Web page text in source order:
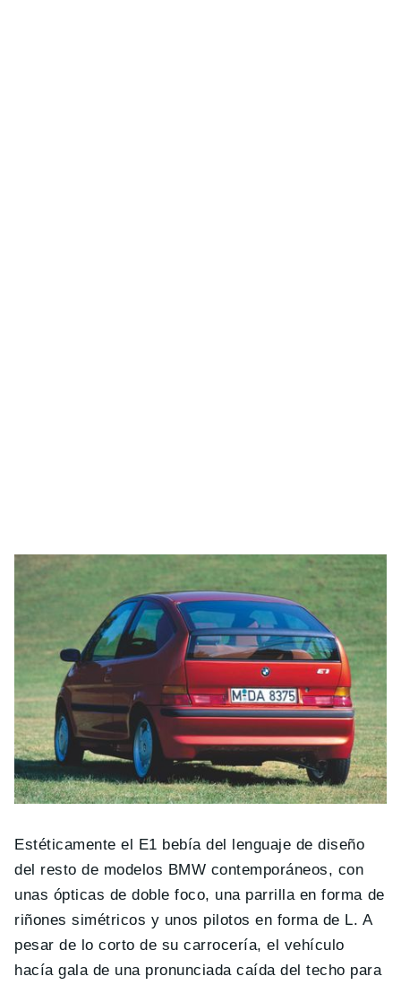
Estéticamente el E1 bebía del lenguaje de diseño
del resto de modelos BMW contemporáneos, con
unas ópticas de doble foco, una parrilla en forma de
riñones simétricos y unos pilotos en forma de L. A
pesar de lo corto de su carrocería, el vehículo
hacía gala de una pronunciada caída del techo para